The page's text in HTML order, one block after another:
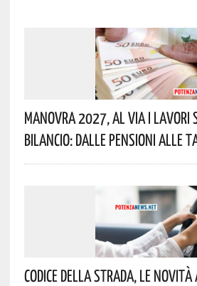
Manovra 2027, Al Via I Lavori
Bilancio: Dalle Pensioni Alle
Codice Della Strada, Le